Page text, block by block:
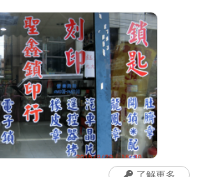
開運印章，肚臍章/胎毛筆，印章圖
，公司章，電腦刻印，橡皮章，牛角
印鑑章，原子章